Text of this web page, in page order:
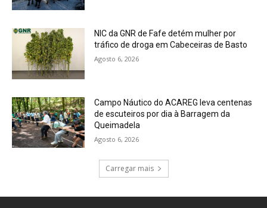
NIC da GNR de Fafe detém mulher por
tráfico de droga em Cabeceiras de Basto
Agosto 6, 2026
Campo Náutico do ACAREG leva centenas
de escuteiros por dia à Barragem da
Queimadela
Agosto 6, 2026
Carregar mais